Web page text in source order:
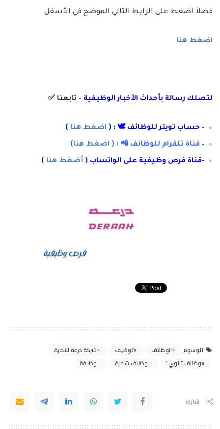
فضلاَ اضغط على الرابط التالي الموضح في الأسفل
اضغط هنا
لتصلك رسالة بأحداث الأخبار الوظيفية – تابعنا ✅
– حساب تويتر للوظائف 🕊 : ( اضغط هنا )
– قناة تلقرام للوظائف 📲 : ( اضغط هنا)
-قناة فرص وظيفية على الواتساب ( أضغط هنا )
الوسوم الوظائف توظيف
شركة درعة للتجارة
وظائف ثانوي ’
وظائف شاغرة وظيفة
شارك